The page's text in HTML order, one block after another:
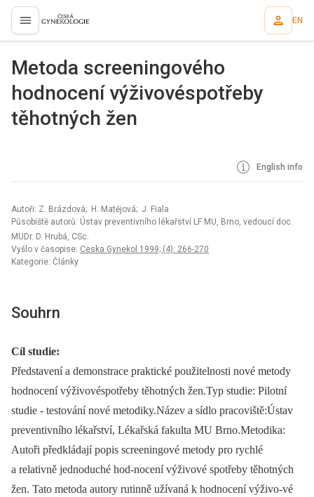
proLékaře.cz EN
Metoda screeningového
hodnocení výživovéspotřeby
těhotných žen
English info
Autoři: Z. Brázdová; H. Matějová; J. Fiala
Působiště autorů: Ústav preventivního lékařství LF MU, Brno, vedoucí doc.
MUDr. D. Hrubá, CSc.
Vyšlo v časopise: Ceska Gynekol 1999; (4): 266-270
Kategorie: Články
Souhrn
Cíl studie:
Představení a demonstrace praktické použitelnosti nové metody
hodnocení výživovéspotřeby těhotných žen.Typ studie: Pilotní
studie -⁠ testování nové metodiky.Název a sídlo pracoviště:Ústav
preventivního lékařství, Lékařská fakulta MU Brno.Metodika:
Autoři předkládají popis screeningové metody pro rychlé
a relativně jednoduché hod-nocení výživové spotřeby těhotných
žen. Tato metoda autory rutinně užívaná k hodnocení výživo-vé